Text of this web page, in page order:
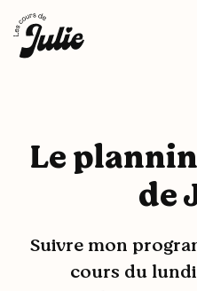
Le
de
Suivre mon
cours du